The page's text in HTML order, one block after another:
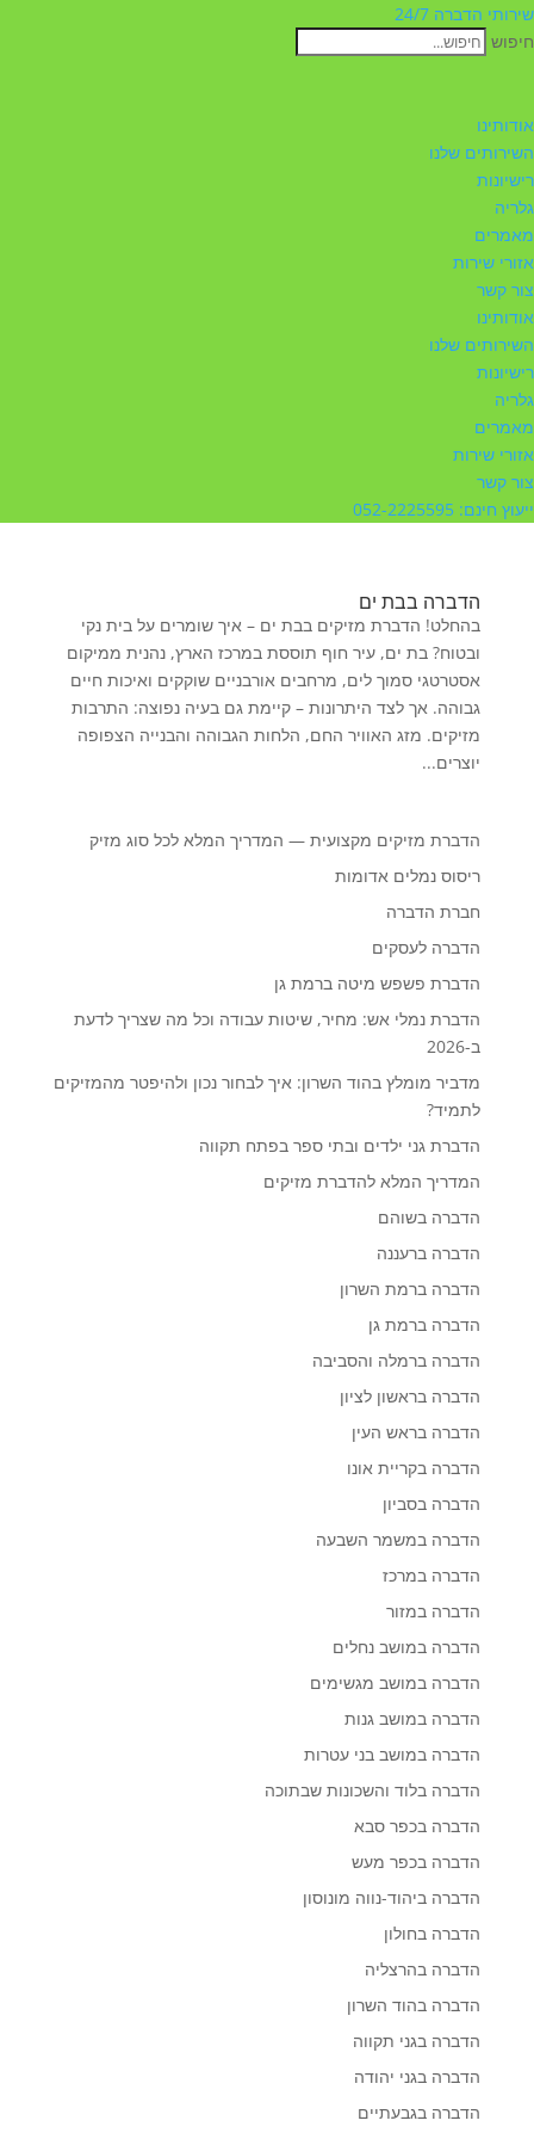
שירותי הדברה 24/7
חיפוש
אודותינו
השירותים שלנו
רישיונות
גלריה
מאמרים
אזורי שירות
צור קשר
אודותינו
השירותים שלנו
רישיונות
גלריה
מאמרים
אזורי שירות
צור קשר
ייעוץ חינם: 052-2225595
הדברה בבת ים
בהחלט! הדברת מזיקים בבת ים – איך שומרים על בית נקי
ובטוח? בת ים, עיר חוף תוססת במרכז הארץ, נהנית ממיקום
אסטרטגי סמוך לים, מרחבים אורבניים שוקקים ואיכות חיים
גבוהה. אך לצד היתרונות – קיימת גם בעיה נפוצה: התרבות
מזיקים. מזג האוויר החם, הלחות הגבוהה והבנייה הצפופה
יוצרים...
הדברת מזיקים מקצועית — המדריך המלא לכל סוג מזיק
ריסוס נמלים אדומות
חברת הדברה
הדברה לעסקים
הדברת פשפש מיטה ברמת גן
הדברת נמלי אש: מחיר, שיטות עבודה וכל מה שצריך לדעת
ב-2026
מדביר מומלץ בהוד השרון: איך לבחור נכון ולהיפטר מהמזיקים
לתמיד?
הדברת גני ילדים ובתי ספר בפתח תקווה
המדריך המלא להדברת מזיקים
הדברה בשוהם
הדברה ברעננה
הדברה ברמת השרון
הדברה ברמת גן
הדברה ברמלה והסביבה
הדברה בראשון לציון
הדברה בראש העין
הדברה בקריית אונו
הדברה בסביון
הדברה במשמר השבעה
הדברה במרכז
הדברה במזור
הדברה במושב נחלים
הדברה במושב מגשימים
הדברה במושב גנות
הדברה במושב בני עטרות
הדברה בלוד והשכונות שבתוכה
הדברה בכפר סבא
הדברה בכפר מעש
הדברה ביהוד-נווה מונוסון
הדברה בחולון
הדברה בהרצליה
הדברה בהוד השרון
הדברה בגני תקווה
הדברה בגני יהודה
הדברה בגבעתיים